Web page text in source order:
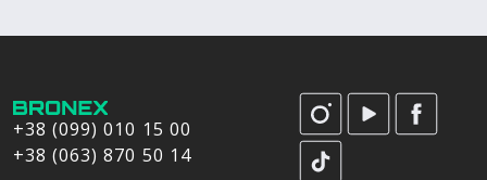
+38 (099) 010 15 00
+38 (063) 870 50 14